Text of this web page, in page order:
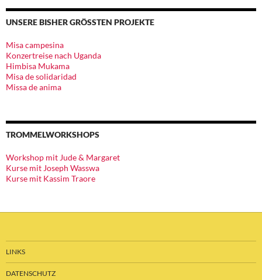
UNSERE BISHER GRÖSSTEN PROJEKTE
Misa campesina
Konzertreise nach Uganda
Himbisa Mukama
Misa de solidaridad
Missa de anima
TROMMELWORKSHOPS
Workshop mit Jude & Margaret
Kurse mit Joseph Wasswa
Kurse mit Kassim Traore
LINKS
DATENSCHUTZ